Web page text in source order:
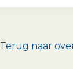
Terug naar